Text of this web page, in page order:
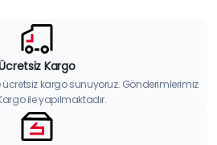
Kargo
ücretsiz kargo sunuyoruz. Gönderimlerimiz
ile yapılmaktadır.